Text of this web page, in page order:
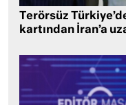
Terörsüz
kartından İran’a